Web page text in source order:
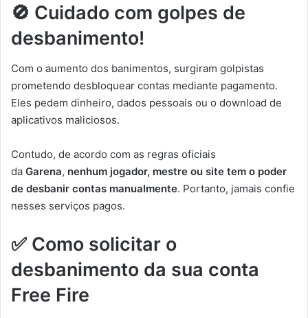
🚫 Cuidado com golpes de
desbanimento!
Com o aumento dos banimentos, surgiram golpistas
prometendo desbloquear contas mediante pagamento.
Eles pedem dinheiro, dados pessoais ou o download de
aplicativos maliciosos.
Contudo, de acordo com as regras oficiais
da Garena, nenhum jogador, mestre ou site tem o poder
de desbanir contas manualmente. Portanto, jamais confie
nesses serviços pagos.
✅ Como solicitar o
desbanimento da sua conta
Free Fire